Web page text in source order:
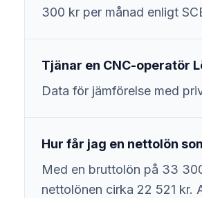
300 kr per månad enligt
Tjänar en CNC-operatör
Data för jämförelse med
Hur får jag en nettolön
Med en bruttolön på 33
nettolönen cirka 22 521 kr.